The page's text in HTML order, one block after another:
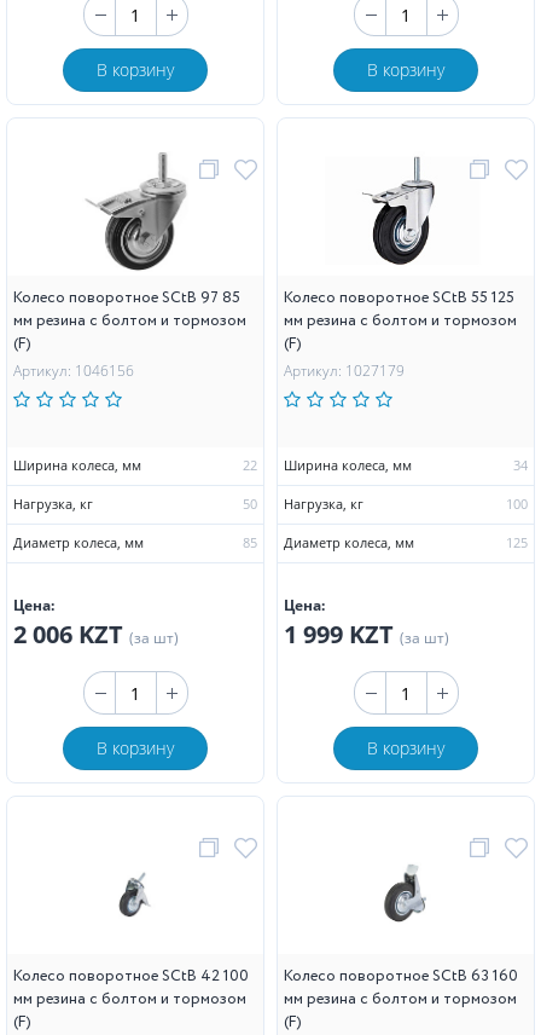
В корзину В корзину
Колесо поворотное SCtB 97 85
мм резина с болтом и тормозом
(F)
Артикул: 1046156
Ширина колеса, мм 22
Нагрузка, кг 50
Диаметр колеса, мм 85
Цена:
2 006 KZT (за шт)
В корзину
Колесо поворотное SCtB 55 125
мм резина с болтом и тормозом
(F)
Артикул: 1027179
Ширина колеса, мм 34
Нагрузка, кг 100
Диаметр колеса, мм 125
Цена:
1 999 KZT (за шт)
В корзину
Колесо поворотное SCtB 42 100
мм резина с болтом и тормозом
(F)
Колесо поворотное SCtB 63 160
мм резина с болтом и тормозом
(F)